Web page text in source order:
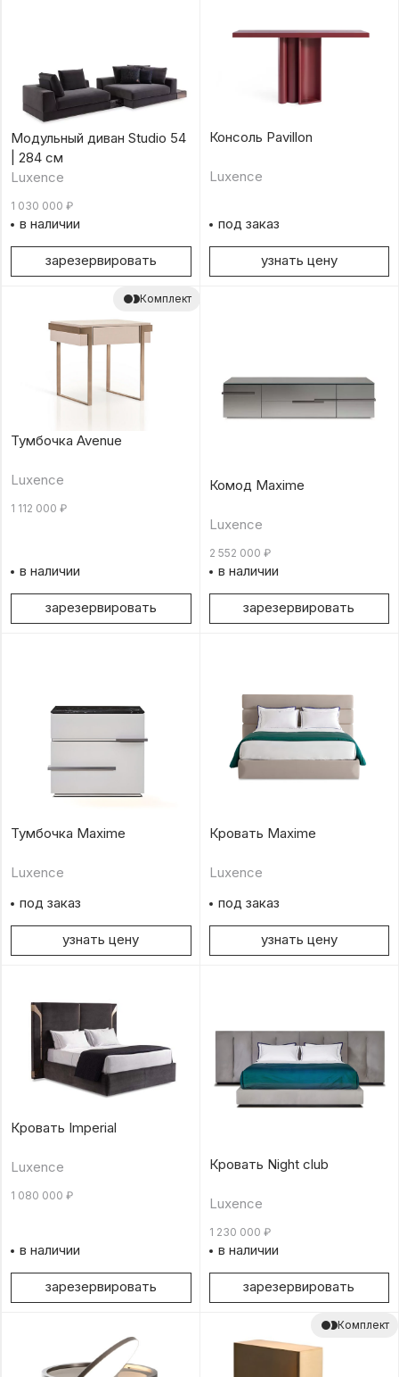
Модульный диван Studio 54
| 284 см
Luxence
1 030 000 ₽
в наличии
зарезервировать
Консоль Pavillon
Luxence
под заказ
узнать цену
Комплект
Тумбочка Avenue
Luxence
1 112 000 ₽
в наличии
зарезервировать
Комод Maxime
Luxence
2 552 000 ₽
в наличии
зарезервировать
Тумбочка Maxime
Luxence
под заказ
узнать цену
Кровать Maxime
Luxence
под заказ
узнать цену
Кровать Imperial
Luxence
1 080 000 ₽
в наличии
зарезервировать
Кровать Night club
Luxence
1 230 000 ₽
в наличии
зарезервировать
Комплект